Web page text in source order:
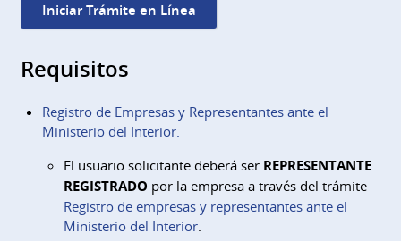
Iniciar Trámite en Línea
Requisitos
Registro de Empresas y Representantes ante el
Ministerio del Interior.
El usuario solicitante deberá ser REPRESENTANTE
REGISTRADO por la empresa a través del trámite
Registro de empresas y representantes ante el
Ministerio del Interior.